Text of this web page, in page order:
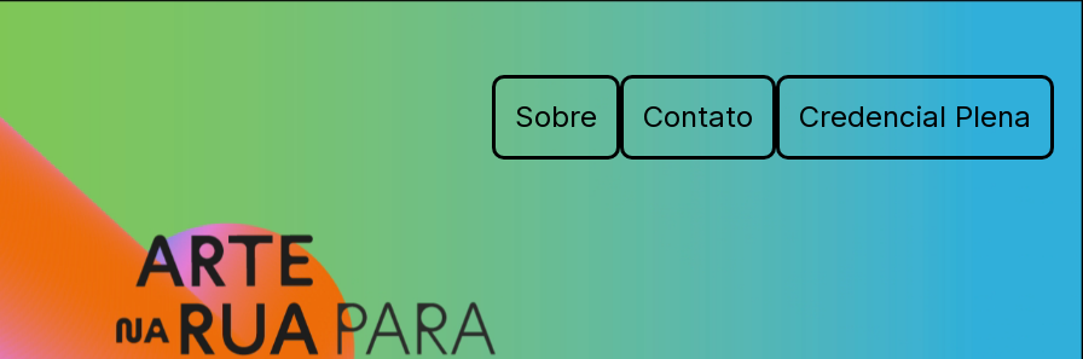
Sobre Contato Credencial Plena